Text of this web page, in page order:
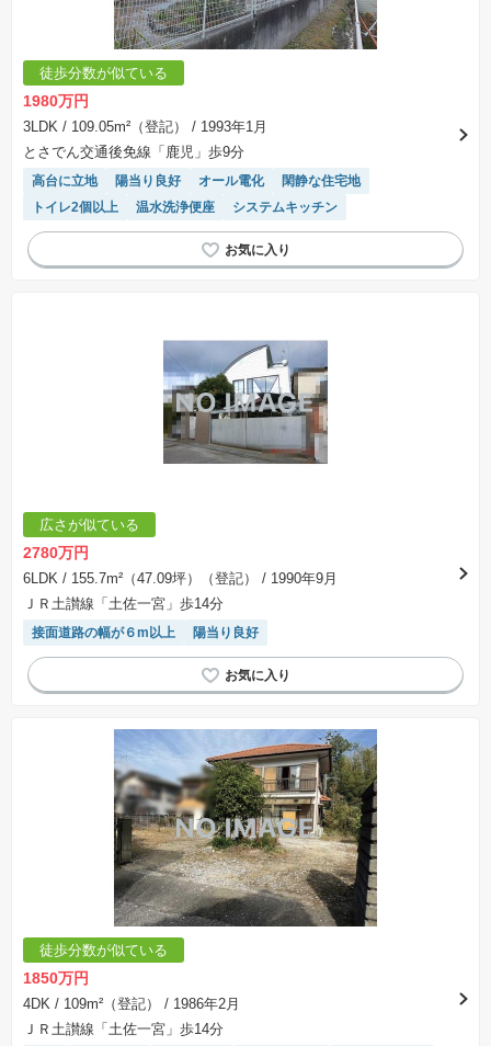
徒歩分数が似ている
1980万円
3LDK / 109.05m²（登記）
/ 1993年1月
とさでん交通後免線「鹿児」歩9分
高台に立地 陽当り良好 オール電化
閑静な住宅地
トイレ2個以上
温水洗浄便座 システムキッチン
広さが似ている
2780万円
6LDK / 155.7m²（47.09坪）（登記）
/ 1990年9月
ＪＲ土讃線「土佐一宮」歩14分
接面道路の幅が６m以上 陽当り良好
徒歩分数が似ている
1850万円
4DK / 109m²（登記）
/ 1986年2月
ＪＲ土讃線「土佐一宮」歩14分